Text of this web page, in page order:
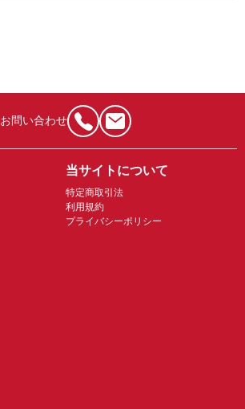
お問い合わせ
当サイトについて
特定商取引法
利用規約
プライバシーポリシー